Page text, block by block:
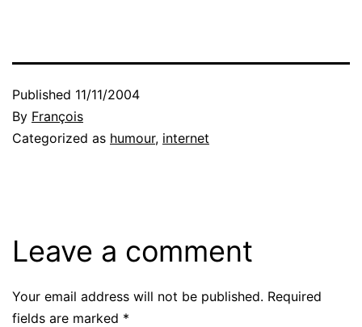
Published 11/11/2004
By François
Categorized as humour, internet
Leave a comment
Your email address will not be published. Required
fields are marked *